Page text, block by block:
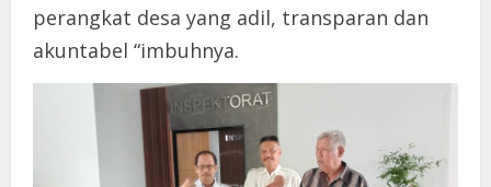
perangkat desa yang adil, transparan dan
akuntabel “imbuhnya.